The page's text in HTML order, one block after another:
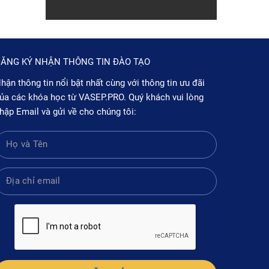
KÝ NHẬN THÔNG TIN ĐÀO TẠO
thông tin nổi bật nhất cùng với thông tin ưu đãi
các khóa học từ VASEP.PRO. Quý khách vui lòng
Email và gửi về cho chúng tôi: